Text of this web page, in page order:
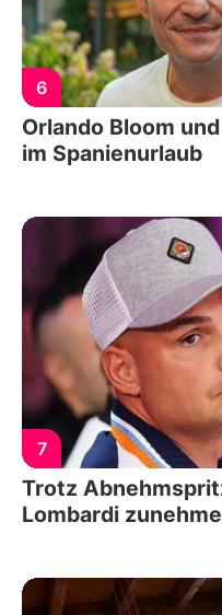
6
Orlando Bloom
im Spanienurlaub
7
Trotz
Lombardi